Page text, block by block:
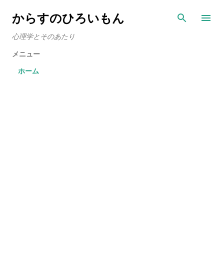
スキップしてメイン コンテンツに移動
からすのひろいもん
心理学とそのあたり
メニュー
ホーム